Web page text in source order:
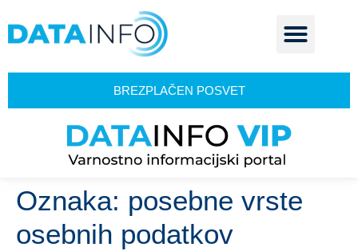
BREZPLAČEN POSVET
Oznaka: posebne vrste
osebnih podatkov